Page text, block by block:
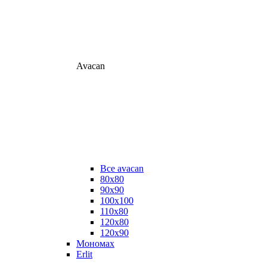
Avacan
Все avacan
80х80
90х90
100х100
110х80
120х80
120х90
Мономах
Erlit